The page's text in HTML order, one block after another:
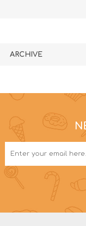
ARCHIVE